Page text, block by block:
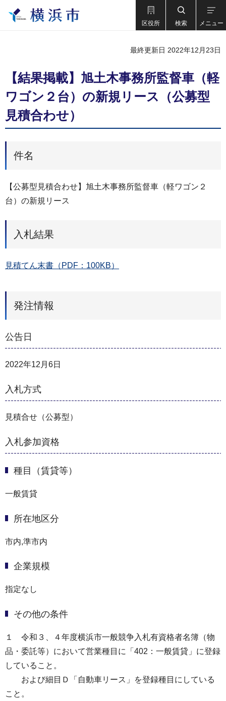
区役所 検索 メニュー
最終更新日 2022年12月23日
【結果掲載】旭土木事務所監督車（軽
ワゴン２台）の新規リース（公募型
見積合わせ）
件名
【公募型見積合わせ】旭土木事務所監督車（軽ワゴン２
台）の新規リース
入札結果
見積てん末書（PDF：100KB）
発注情報
公告日
2022年12月6日
入札方式
見積合せ（公募型）
入札参加資格
種目（賃貸等）
一般賃貸
所在地区分
市内,準市内
企業規模
指定なし
その他の条件
１ 令和３、４年度横浜市一般競争入札有資格者名簿（物
品・委託等）において営業種目に「402：一般賃貸」に登録
していること。
および細目Ｄ「自動車リース」を登録種目にしている
こと。